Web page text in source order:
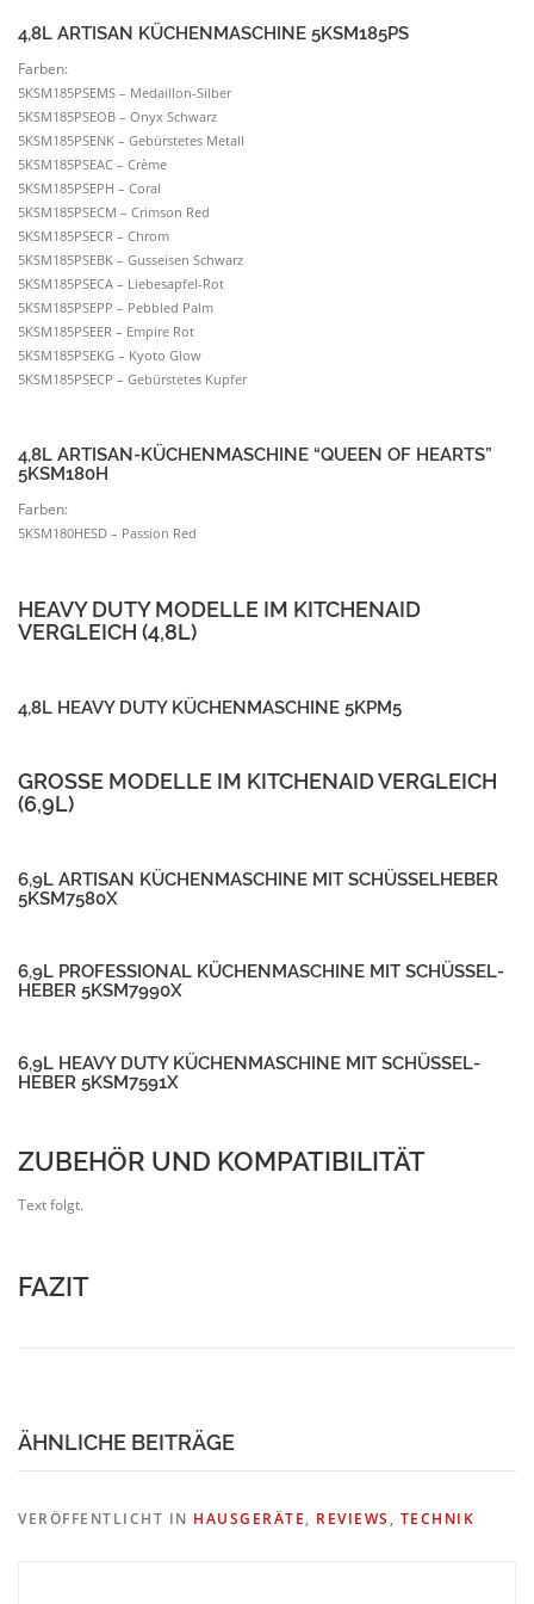
5KSM185PSEER – Empire Rot
5KSM185PSEKG – Kyoto Glow
5KSM185PSECP – Gebürs­tetes Kupfer
4,8L ARTISAN-KÜCHEN­MA­SCHINE “QUEEN OF HEARTS”
5KSM180H
Farben:
5KSM180HESD – Passion Red
HEAVY DUTY MODELLE IM KITCHENAID
VERGLEICH (4,8L)
GROSSE MODELLE IM KITCHENAID VERGLEICH (
HEBER 5KSM7591X
Text folgt.
FAZIT
VERÖFFENTLICHT IN
Sandra
ist studierte Informatikerin und liebt Katzen und gutes